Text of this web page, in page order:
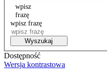
wpisz
frazę
wpisz frazę
Wyszukaj
Dostępność
Wersja kontrastowa